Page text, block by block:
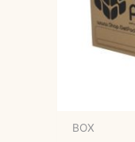
BOX